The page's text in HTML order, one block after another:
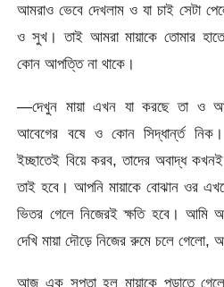
আমরাও ভেবে দেখলাম ও যা চাই সেটা
ও সুখ। তাই আমরা মায়াকে তোমার
কোন আপত্তি না থাকে।
—দেখুন মায়া এখন যা করছে তা ও
আবেগের বষে ও কোন সিদ্ধার্ন্ত
ইচ্ছাতেই বিয়ে করব, তাদের অবাদ্ধ
তাই হবে। আপনি মায়াকে বোঝান ওর
ভিতর গেলে নিজেরই ক্ষতি হবে। আমি
দেখি মায়া দৌড়ে নিজের রুমে চলে গেলো,
আজ এক সপ্তা হল মায়াকে পড়াতে